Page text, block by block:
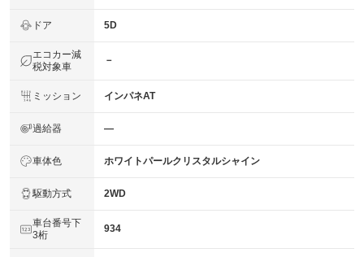
ドア 5D
エコカー減
税対象車
－
ミッション インパネAT
過給器 ―
車体色 ホワイトパールクリスタルシャイン
駆動方式 2WD
車台番号下
3桁
934